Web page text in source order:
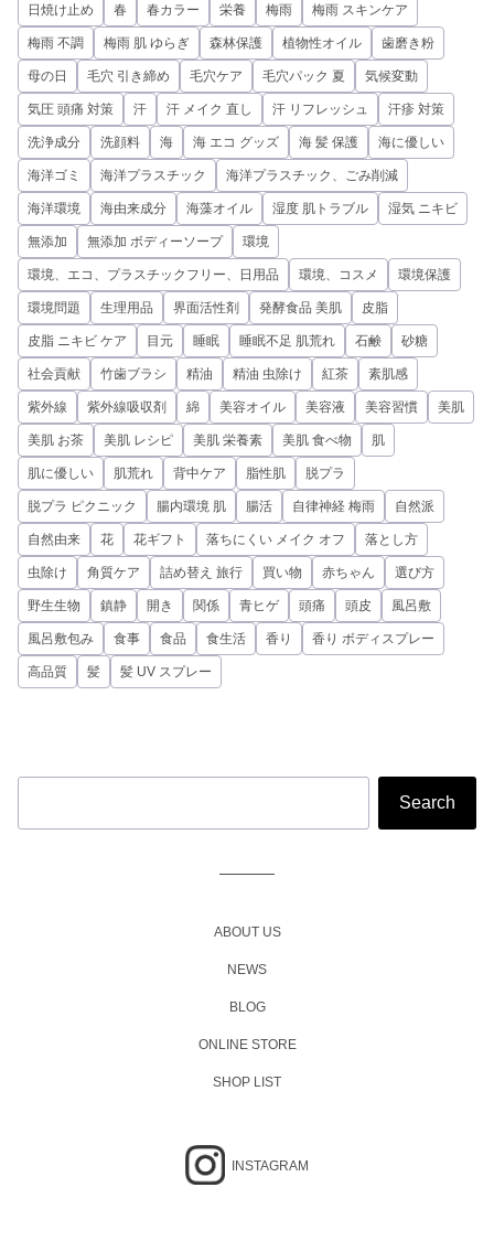
日焼け止め 春 春カラー 栄養 梅雨 梅雨 スキンケア
梅雨 不調 梅雨 肌 ゆらぎ 森林保護 植物性オイル 歯磨き粉
母の日 毛穴 引き締め 毛穴ケア 毛穴パック 夏 気候変動
気圧 頭痛 対策 汗 汗 メイク 直し 汗 リフレッシュ 汗疹 対策
洗浄成分 洗顔料 海 海 エコ グッズ 海 髪 保護 海に優しい
海洋ゴミ 海洋プラスチック 海洋プラスチック、ごみ削減
海洋環境 海由来成分 海藻オイル 湿度 肌トラブル 湿気 ニキビ
無添加 無添加 ボディーソープ 環境
環境、エコ、プラスチックフリー、日用品 環境、コスメ 環境保護
環境問題 生理用品 界面活性剤 発酵食品 美肌 皮脂
皮脂 ニキビ ケア 目元 睡眠 睡眠不足 肌荒れ 石鹸 砂糖
社会貢献 竹歯ブラシ 精油 精油 虫除け 紅茶 素肌感
紫外線 紫外線吸収剤 綿 美容オイル 美容液 美容習慣 美肌
美肌 お茶 美肌 レシピ 美肌 栄養素 美肌 食べ物 肌
肌に優しい 肌荒れ 背中ケア 脂性肌 脱プラ
脱プラ ピクニック 腸内環境 肌 腸活 自律神経 梅雨 自然派
自然由来 花 花ギフト 落ちにくい メイク オフ 落とし方
虫除け 角質ケア 詰め替え 旅行 買い物 赤ちゃん 選び方
野生生物 鎮静 開き 関係 青ヒゲ 頭痛 頭皮 風呂敷
風呂敷包み 食事 食品 食生活 香り 香り ボディスプレー
高品質 髪 髪 UV スプレー
ABOUT US
NEWS
BLOG
ONLINE STORE
SHOP LIST
INSTAGRAM